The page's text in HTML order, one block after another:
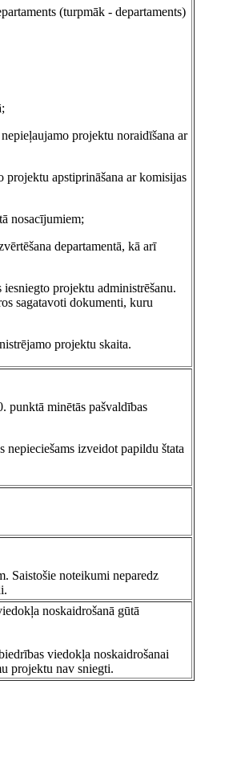
(turpmāk - departaments)
projektu noraidīšana ar
projektu apstiprināšana ar komisijas
nosacījumiem;
departamentā, kā arī
projektu administrēšanu.
sagatavoti dokumenti, kuru
projektu skaita.
punktā minētās pašvaldības
nepieciešams izveidot papildu štata
Saistošie noteikumi neparedz
noskaidrošanā gūtā
viedokļa noskaidrošanai
projektu nav sniegti.